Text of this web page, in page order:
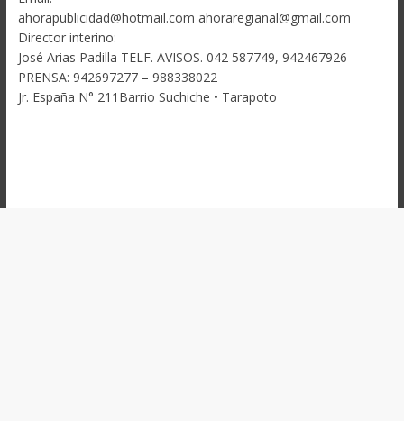
ahorapublicidad@hotmail.com ahoraregianal@gmail.com
Director interino:
José Arias Padilla TELF. AVISOS. 042 587749, 942467926
PRENSA: 942697277 – 988338022
Jr. España N° 211Barrio Suchiche • Tarapoto